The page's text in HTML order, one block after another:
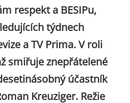
respekt a BESIPu,
týdnech
a TV Prima. V roli
smiřuje znepřátelené
účastník
Kreuziger. Režie